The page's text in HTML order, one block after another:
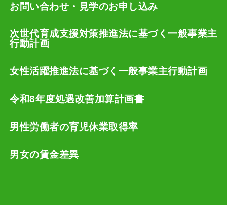
お問い合わせ・見学のお申し込み
次世代育成支援対策推進法に基づく一般事業主
行動計画
女性活躍推進法に基づく一般事業主行動計画
令和8年度処遇改善加算計画書
男性労働者の育児休業取得率
男女の賃金差異